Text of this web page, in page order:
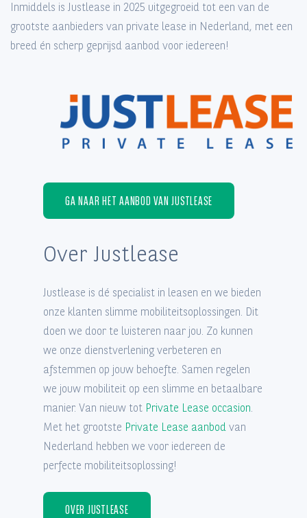
Inmiddels is Justlease in 2025 uitgegroeid tot een van de
grootste aanbieders van private lease in Nederland, met een
breed én scherp geprijsd aanbod voor iedereen!
GA NAAR HET AANBOD VAN JUSTLEASE
Over Justlease
Justlease is dé specialist in leasen en we bieden
onze klanten slimme mobiliteitsoplossingen. Dit
doen we door te luisteren naar jou. Zo kunnen
we onze dienstverlening verbeteren en
afstemmen op jouw behoefte. Samen regelen
we jouw mobiliteit op een slimme en betaalbare
manier. Van nieuw tot Private Lease occasion
Met het grootste Private Lease aanbod van
Nederland hebben we voor iedereen de
perfecte mobiliteitsoplossing!
OVER JUSTLEASE